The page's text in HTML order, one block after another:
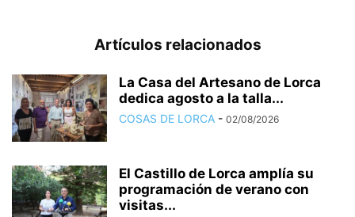
Artículos relacionados
La Casa del Artesano de Lorca
dedica agosto a la talla...
COSAS DE LORCA - 02/08/2026
El Castillo de Lorca amplía su
programación de verano con
visitas...